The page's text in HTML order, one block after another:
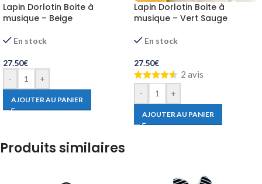
Lapin Dorlotin Boite à
musique – Beige
En stock
27.50€
-
+
AJOUTER AU PANIER
Lapin Dorlotin Boite à
musique – Vert Sauge
En stock
27.50€
2 avis
- +
AJOUTER AU PANIER
Produits similaires